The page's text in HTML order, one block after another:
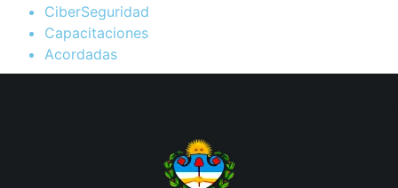
CiberSeguridad
Capacitaciones
Acordadas